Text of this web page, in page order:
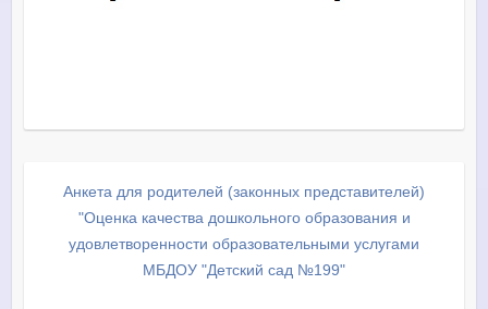
Анкета для родителей (законных представителей)
"Оценка качества дошкольного образования и
удовлетворенности образовательными услугами
МБДОУ "Детский сад №199"